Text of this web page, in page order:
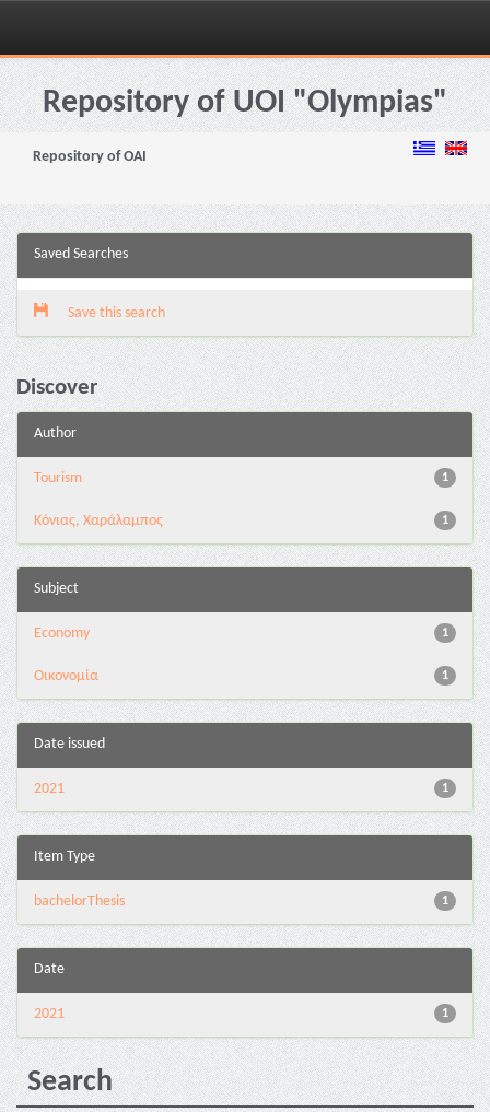
Skip
navigationRepository of UOI "Olympias"
Repository of OAI
Saved Searches
Save this search
Discover
Author
1
Tourism
1
Κόνιας, Χαράλαμπος
Subject
1
Economy
1
Οικονομία
Date issued
1
2021
Item Type
1
bachelorThesis
Date
1
2021
Search